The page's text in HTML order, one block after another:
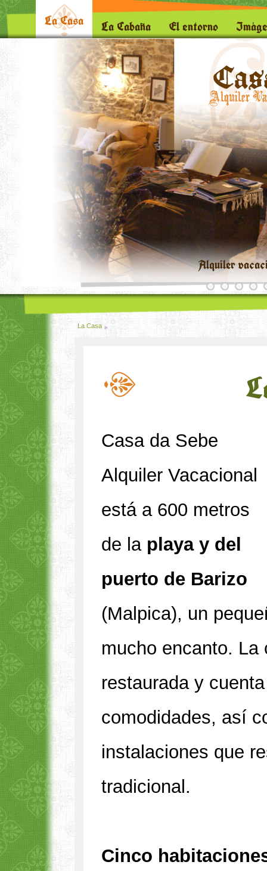
La Casa La Cabaña El entorno
Alquiler
La Casa
Casa da Sebe
Alquiler Vacacional
está a 600 metros
de laplaya y del
puerto de Barizo
(Malpica), un
mucho encanto.
restaurada y
comodidades, así
instalaciones que
tradicional.
Cinco